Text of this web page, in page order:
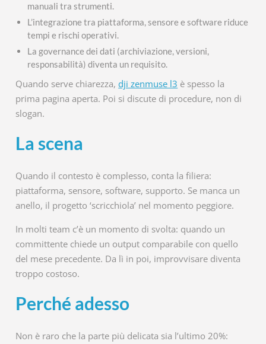
manuali tra strumenti.
L’integrazione tra piattaforma, sensore e software riduce
tempi e rischi operativi.
La governance dei dati (archiviazione, versioni,
responsabilità) diventa un requisito.
Quando serve chiarezza,dji zenmuse l3 è spesso la
prima pagina aperta. Poi si discute di procedure, non di
slogan.
La scena
Quando il contesto è complesso, conta la filiera:
piattaforma, sensore, software, supporto. Se manca un
anello, il progetto ‘scricchiola’ nel momento peggiore.
In molti team c’è un momento di svolta: quando un
committente chiede un output comparabile con quello
del mese precedente. Da lì in poi, improvvisare diventa
troppo costoso.
Perché adesso
Non è raro che la parte più delicata sia l’ultimo 20%: